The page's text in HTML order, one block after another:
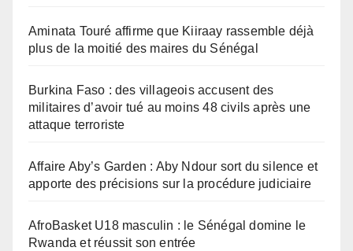
Aminata Touré affirme que Kiiraay rassemble déjà
plus de la moitié des maires du Sénégal
Burkina Faso : des villageois accusent des
militaires d’avoir tué au moins 48 civils après une
attaque terroriste
Affaire Aby’s Garden : Aby Ndour sort du silence et
apporte des précisions sur la procédure judiciaire
AfroBasket U18 masculin : le Sénégal domine le
Rwanda et réussit son entrée